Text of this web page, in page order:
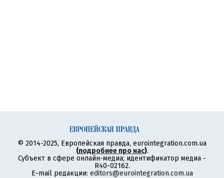
© 2014-2025, Европейская правда, eurointegration.com.ua
(подробнее про нас).
Субъект в сфере онлайн-медиа; идентификатор медиа -
R40-02162.
E-mail редакции: editors@eurointegration.com.ua